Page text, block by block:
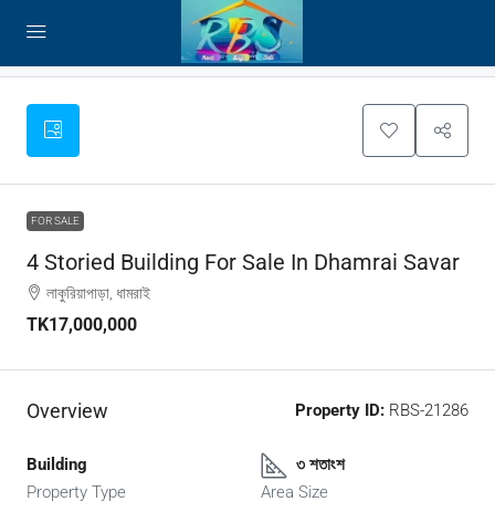
FOR SALE
4 Storied Building For Sale In Dhamrai Savar
লাকুরিয়াপাড়া, ধামরাই
TK17,000,000
Overview Property ID: RBS-21286
Building
Property Type
৩ শতাংশ
Area Size